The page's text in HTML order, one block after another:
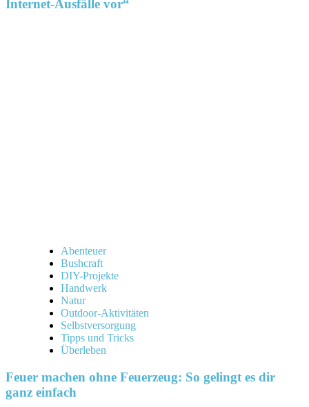
Internet-Ausfälle vor“
Abenteuer
Bushcraft
DIY-Projekte
Handwerk
Natur
Outdoor-Aktivitäten
Selbstversorgung
Tipps und Tricks
Überleben
Feuer machen ohne Feuerzeug: So gelingt es dir
ganz einfach